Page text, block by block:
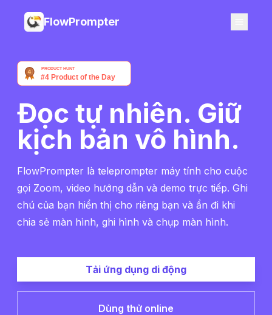
FlowPrompter
Đọc tự nhiên. Giữ
kịch bản vô hình.
FlowPrompter là teleprompter máy tính cho cuộc
gọi Zoom, video hướng dẫn và demo trực tiếp. Ghi
chú của bạn hiển thị cho riêng bạn và ẩn đi khi
chia sẻ màn hình, ghi hình và chụp màn hình.
Tải ứng dụng di động
Dùng thử online